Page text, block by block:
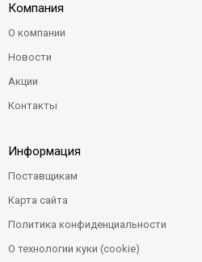
Компания
О компании
Новости
Акции
Контакты
Информация
Поставщикам
Карта сайта
Политика конфиденциальности
О технологии куки (cookie)